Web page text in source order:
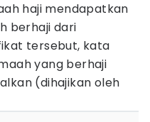
haji mendapatkan
berhaji dari
tersebut, kata
yang berhaji
(dihajikan oleh